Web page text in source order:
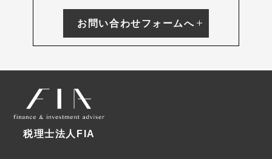
お問い合わせフォームへ
税理士法人FIA